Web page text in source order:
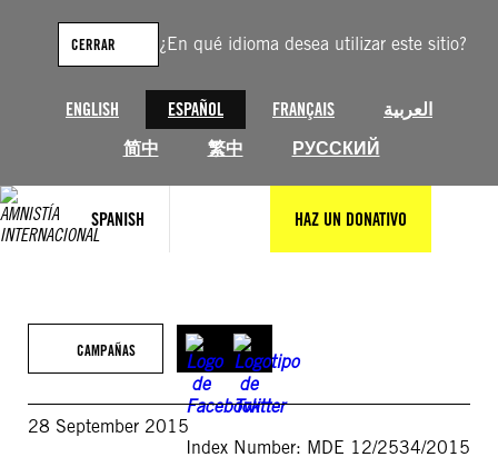
¿En qué idioma desea utilizar este sitio?
ENGLISH ESPAÑOL FRANÇAIS
العربية
简中
繁中 РУССКИЙ
CERRAR
SPANISH HAZ UN DONATIVO
contenido
CAMPAÑAS
28 September 2015
Index Number: MDE 12/2534/2015